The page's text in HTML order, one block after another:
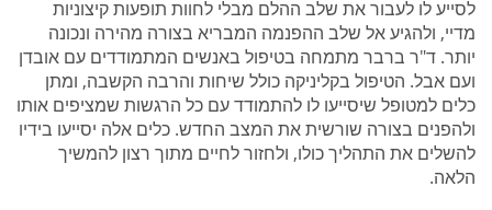
לסייע לו לעבור את שלב ההלם מבלי לחוות תופעות קיצוניות
מדיי, ולהגיע אל שלב ההפנמה המבריא בצורה מהירה ונכונה
יותר. ד"ר ברבר מתמחה בטיפול באנשים המתמודדים עם אובדן
ועם אבל. הטיפול בקליניקה כולל שיחות והרבה הקשבה, ומתן
כלים למטופל שיסייעו לו להתמודד עם כל הרגשות שמציפים אותו
ולהפנים בצורה שורשית את המצב החדש. כלים אלה יסייעו בידיו
להשלים את התהליך כולו, ולחזור לחיים מתוך רצון להמשיך
הלאה.